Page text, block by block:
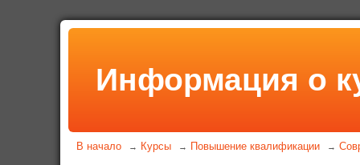
Информация о
В начало → Курсы → Повышение квалификации →